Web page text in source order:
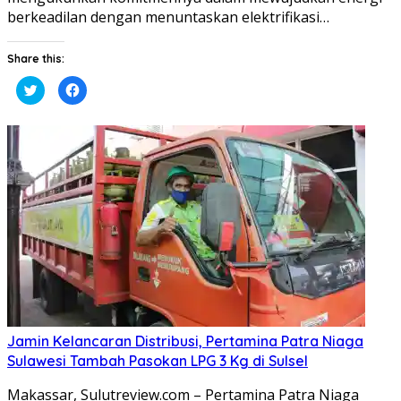
berkeadilan dengan menuntaskan elektrifikasi…
Share this:
Klik
untuk
berbagi
Twitter(Membuka
jendela
yang
baru)
Klik
untuk
Facebook(Membuka
di
jendela
yang
baru)
Jamin Kelancaran Distribusi, Pertamina Patra Niaga
Sulawesi Tambah Pasokan LPG 3 Kg di Sulsel
Makassar, Sulutreview.com – Pertamina Patra Niaga